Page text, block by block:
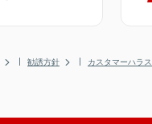
勧誘方針 カスタマーハラ